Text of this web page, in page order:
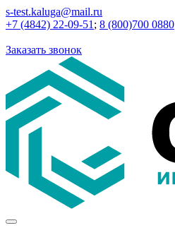
s-test.kaluga@mail.ru
+7 (4842) 22-09-51 ; 8 (800)700 0880
Заказать звонок